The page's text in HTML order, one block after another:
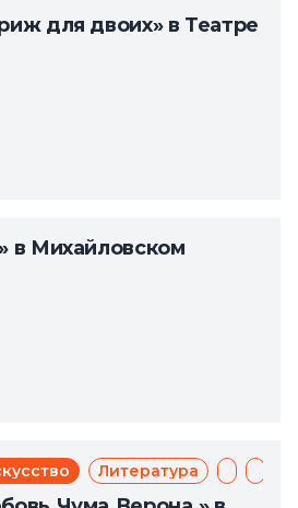
для двоих» в Театре
в Михайловском
Литература Мюзикл